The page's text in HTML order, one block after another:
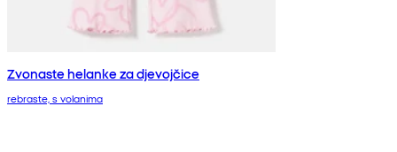
Zvonaste helanke za djevojčice
rebraste, s volanima